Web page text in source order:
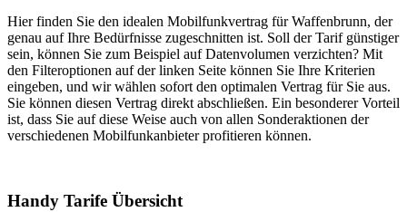
Hier finden Sie den idealen Mobilfunkvertrag für Waffenbrunn, der
genau auf Ihre Bedürfnisse zugeschnitten ist. Soll der Tarif günstiger
sein, können Sie zum Beispiel auf Datenvolumen verzichten? Mit
den Filteroptionen auf der linken Seite können Sie Ihre Kriterien
eingeben, und wir wählen sofort den optimalen Vertrag für Sie aus.
Sie können diesen Vertrag direkt abschließen. Ein besonderer Vorteil
ist, dass Sie auf diese Weise auch von allen Sonderaktionen der
verschiedenen Mobilfunkanbieter profitieren können.
Handy Tarife Übersicht